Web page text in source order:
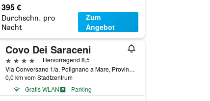
395 €
Durchschn. pro
Nacht
Zum
Angebot
Covo Dei Saraceni
4 Sterne
Hervorragend 8,5
Via Conversano 1/a, Polignano a Mare, Provinz Bari, Italien
0,0 km vom Stadtzentrum
Gratis WLAN
Parking